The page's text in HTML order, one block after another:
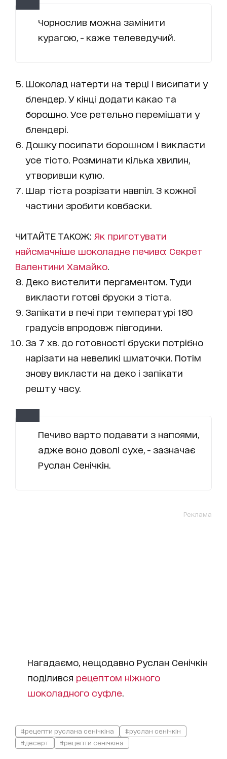
Чорнослив можна замінити
курагою, - каже телеведучий.
Шоколад натерти на терці і висипати у
блендер. У кінці додати какао та
борошно. Усе ретельно перемішати у
блендері.
Дошку посипати борошном і викласти
усе тісто. Розминати кілька хвилин,
утворивши кулю.
Шар тіста розрізати навпіл. З кожної
частини зробити ковбаски.
ЧИТАЙТЕ ТАКОЖ: Як приготувати
найсмачніше шоколадне печиво: Секрет
Валентини Хамайко
Деко вистелити пергаментом. Туди
викласти готові бруски з тіста.
Запікати в печі при температурі 180
градусів впродовж півгодини.
За 7 хв. до готовності бруски потрібно
нарізати на невеликі шматочки. Потім
знову викласти на деко і запікати
решту часу.
Печиво варто подавати з напоями,
адже воно доволі сухе, - зазначає
Руслан Сенічкін.
Реклама
Нагадаємо, нещодавно Руслан Сенічкін
поділився рецептом ніжного
шоколадного суфле
#рецепти руслана сенічкіна
#руслан сенічкін
#десерт
#рецепти сенічкіна